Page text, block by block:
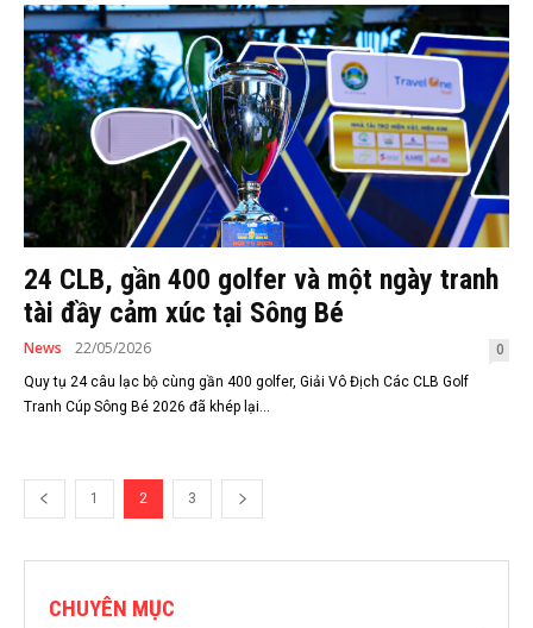
24 CLB, gần 400 golfer và một ngày tranh
tài đầy cảm xúc tại Sông Bé
News 22/05/2026 0
Quy tụ 24 câu lạc bộ cùng gần 400 golfer, Giải Vô Địch Các CLB Golf
Tranh Cúp Sông Bé 2026 đã khép lại...
1 2 3
CHUYÊN MỤC